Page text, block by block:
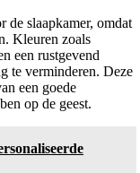
de slaapkamer, omdat
Kleuren zoals
een rustgevend
te verminderen. Deze
een goede
op de geest.